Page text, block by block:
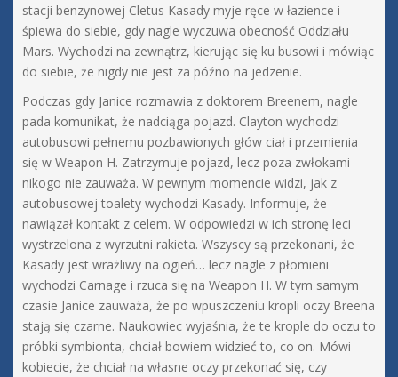
stacji benzynowej Cletus Kasady myje ręce w łazience i
śpiewa do siebie, gdy nagle wyczuwa obecność Oddziału
Mars. Wychodzi na zewnątrz, kierując się ku busowi i mówiąc
do siebie, że nigdy nie jest za późno na jedzenie.
Podczas gdy Janice rozmawia z doktorem Breenem, nagle
pada komunikat, że nadciąga pojazd. Clayton wychodzi
autobusowi pełnemu pozbawionych głów ciał i przemienia
się w Weapon H. Zatrzymuje pojazd, lecz poza zwłokami
nikogo nie zauważa. W pewnym momencie widzi, jak z
autobusowej toalety wychodzi Kasady. Informuje, że
nawiązał kontakt z celem. W odpowiedzi w ich stronę leci
wystrzelona z wyrzutni rakieta. Wszyscy są przekonani, że
Kasady jest wrażliwy na ogień… lecz nagle z płomieni
wychodzi Carnage i rzuca się na Weapon H. W tym samym
czasie Janice zauważa, że po wpuszczeniu kropli oczy Breena
stają się czarne. Naukowiec wyjaśnia, że te krople do oczu to
próbki symbionta, chciał bowiem widzieć to, co on. Mówi
kobiecie, że chciał na własne oczy przekonać się, czy